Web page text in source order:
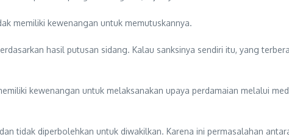
memiliki kewenangan untuk memutuskannya.
hasil putusan sidang. Kalau sanksinya sendiri itu, yang
kewenangan untuk melaksanakan upaya perdamaian melalui
tidak diperbolehkan untuk diwakilkan. Karena ini permasalahan